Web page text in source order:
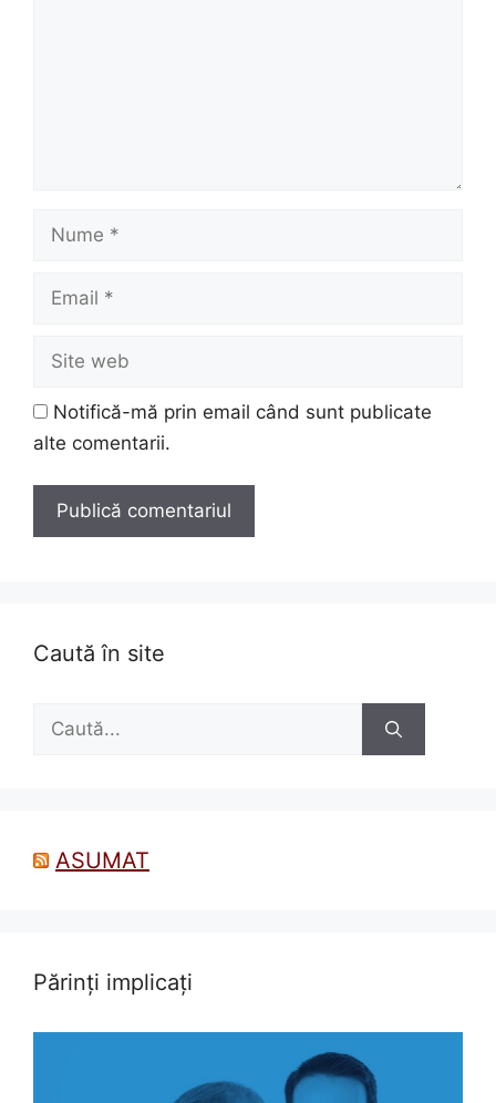
web
Notifică-mă prin email când sunt publicate
alte comentarii.
Caută în site
Caută
ASUMAT
Părinți implicați